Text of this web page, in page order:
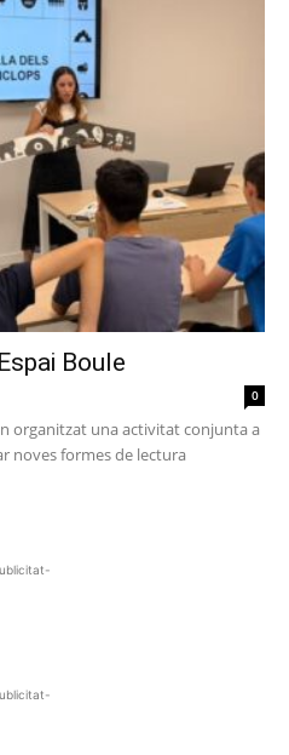
Boule
0
organitzat una activitat conjunta a
noves formes de lectura